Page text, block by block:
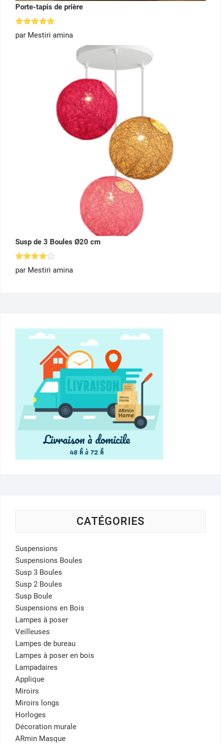
Porte-tapis de prière
Note
sur 5
par Mestiri amina
Susp de 3 Boules Ø20 cm
Note
sur 5
par Mestiri amina
CATÉGORIES
Suspensions
Suspensions Boules
Susp 3 Boules
Susp 2 Boules
Susp Boule
Suspensions en Bois
Lampes à poser
Veilleuses
Lampes de bureau
Lampes à poser en bois
Lampadaires
Applique
Miroirs
Miroirs longs
Horloges
Décoration murale
ARmin Masque